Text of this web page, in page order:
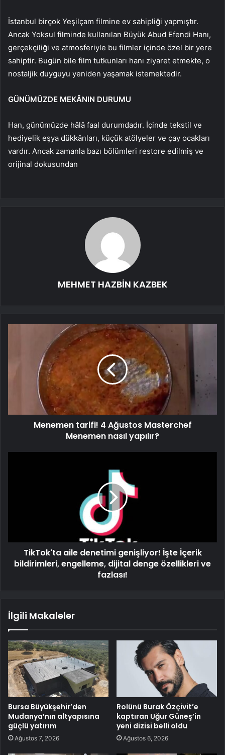
İstanbul birçok Yeşilçam filmine ev sahipliği yapmıştır.
Ancak Yoksul filminde kullanılan Büyük Abud Efendi Hanı,
gerçekçiliği ve atmosferiyle bu filmler içinde özel bir yere
sahiptir. Bugün bile film tutkunları hanı ziyaret etmekte, o
nostaljik duyguyu yeniden yaşamak istemektedir.
GÜNÜMÜZDE MEKÂNIN DURUMU
Han, günümüzde hâlâ faal durumdadır. İçinde tekstil ve
hediyelik eşya dükkânları, küçük atölyeler ve çay ocakları
vardır. Ancak zamanla bazı bölümleri restore edilmiş ve
orijinal dokusundan
MEHMET HAZBİN KAZBEK
Menemen tarifi! 4 Ağustos Masterchef
Menemen nasıl yapılır?
TikTok'ta aile denetimi genişliyor! İşte İçerik
bildirimleri, engelleme, dijital denge özellikleri ve
fazlası!
İlgili Makaleler
Bursa Büyükşehir’den
Mudanya’nın altyapısına
güçlü yatırım
Ağustos 7, 2026
Rolünü Burak Özçivit’e
kaptıran Uğur Güneş’in
yeni dizisi belli oldu
Ağustos 6, 2026